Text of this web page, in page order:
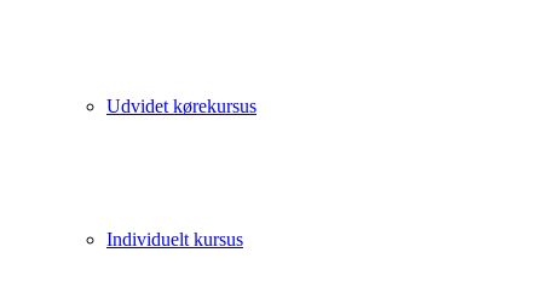
Udvidet kørekursus
Individuelt kursus